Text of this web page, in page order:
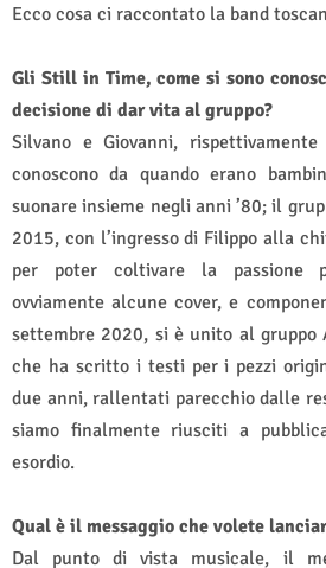
Ecco cosa ci raccontato la band
Gli Still in Time, come si sono
decisione di dar vita al gruppo?
Silvano e Giovanni,
conoscono da quando erano
suonare insieme negli anni ’80; il
2015, con l’ingresso di Filippo alla
per poter coltivare la passione
ovviamente alcune cover, e
settembre 2020, si è unito al gruppo
che ha scritto i testi per i pezzi
due anni, rallentati parecchio dalle
siamo finalmente riusciti a
esordio.
Qual è il messaggio che volete
Dal punto di vista musicale, il